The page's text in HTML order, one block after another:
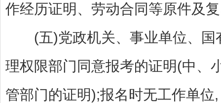
作经历证明、劳动合同等原件及
(五)党政机关、事业单位、国
理权限部门同意报考的证明(中、
管部门的证明);报名时无工作单